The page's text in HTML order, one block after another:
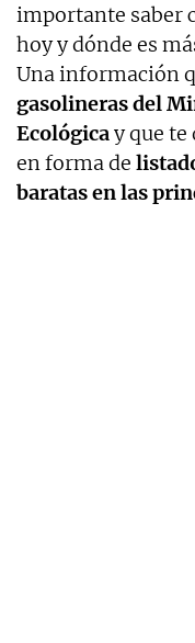
importante saber
hoy y dónde es
Una información
gasolineras del
Ecológicay que
en forma de
baratas en las